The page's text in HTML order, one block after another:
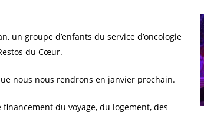
un groupe d’enfants du service d’oncologie
du Cœur.
nous nous rendrons en janvier prochain.
du voyage, du logement, des